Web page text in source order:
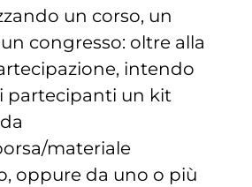
un corso, un
congresso: oltre alla
intendo
partecipanti un kit
materiale
oppure da uno o più